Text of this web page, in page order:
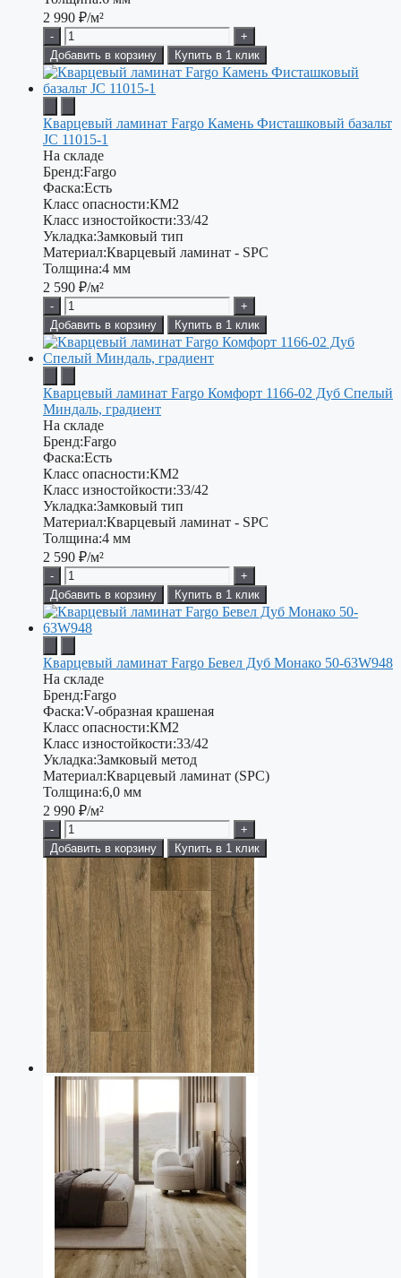
2 990 ₽/м²
-
+
Добавить в корзину
Купить в 1 клик
Кварцевый ламинат Fargo Камень Фисташковый базальт
JC 11015-1
На складе
Бренд:Fargo
Фаска:Есть
Класс опасности:КМ2
Класс изностойкости:33/42
Укладка:Замковый тип
Материал:Кварцевый ламинат - SPC
Толщина:4 мм
2 590 ₽/м²
-
+
Добавить в корзину
Купить в 1 клик
Кварцевый ламинат Fargo Комфорт 1166-02 Дуб Спелый
Миндаль, градиент
На складе
Бренд:Fargo
Фаска:Есть
Класс опасности:КМ2
Класс изностойкости:33/42
Укладка:Замковый тип
Материал:Кварцевый ламинат - SPC
Толщина:4 мм
2 590 ₽/м²
-
+
Добавить в корзину
Купить в 1 клик
Кварцевый ламинат Fargo Бевел Дуб Монако 50-63W948
На складе
Бренд:Fargo
Фаска:V-образная крашеная
Класс опасности:КМ2
Класс изностойкости:33/42
Укладка:Замковый метод
Материал:Кварцевый ламинат (SPC)
Толщина:6,0 мм
2 990 ₽/м²
-
+
Добавить в корзину
Купить в 1 клик